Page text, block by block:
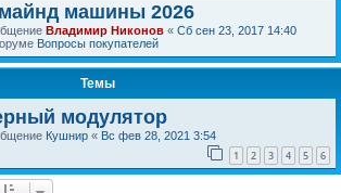
майнд машины 2026
Владимир Никонов « Сб сен 23, 2017 14:40
Вопросы покупателей
Темы
модулятор
Кушнир « Вс фев 28, 2021 3:54
1 2 3 4 5 6